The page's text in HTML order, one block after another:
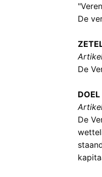
De
De
DOEL
De